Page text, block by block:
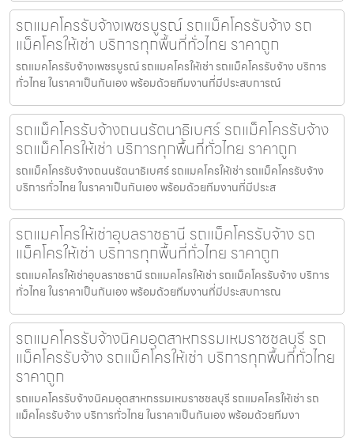
รถแมคโครรับจ้างเพชรบูรณ์ รถแม็คโครรับจ้าง รถ
แม็คโครให้เช่า บริการทุกพื้นที่ทั่วไทย ราคาถูก
รถแมคโครรับจ้างเพชรบูรณ์ รถแมคโครให้เช่า รถแม็คโครรับจ้าง บริการ
ทั่วไทย ในราคาเป็นกันเอง พร้อมด้วยทีมงานที่มีประสบการณ์
รถแม็คโครรับจ้างถนนรัตนาธิเบศร์ รถแม็คโครรับจ้าง
รถแม็คโครให้เช่า บริการทุกพื้นที่ทั่วไทย ราคาถูก
รถแม็คโครรับจ้างถนนรัตนาธิเบศร์ รถแมคโครให้เช่า รถแม็คโครรับจ้าง
บริการทั่วไทย ในราคาเป็นกันเอง พร้อมด้วยทีมงานที่มีประส
รถแมคโครให้เช่าอุบลราชธานี รถแม็คโครรับจ้าง รถ
แม็คโครให้เช่า บริการทุกพื้นที่ทั่วไทย ราคาถูก
รถแมคโครให้เช่าอุบลราชธานี รถแมคโครให้เช่า รถแม็คโครรับจ้าง บริการ
ทั่วไทย ในราคาเป็นกันเอง พร้อมด้วยทีมงานที่มีประสบการณ
รถแมคโครรับจ้างนิคมอุตสาหกรรมเหมราชชลบุรี รถ
แม็คโครรับจ้าง รถแม็คโครให้เช่า บริการทุกพื้นที่ทั่วไทย
ราคาถูก
รถแมคโครรับจ้างนิคมอุตสาหกรรมเหมราชชลบุรี รถแมคโครให้เช่า รถ
แม็คโครรับจ้าง บริการทั่วไทย ในราคาเป็นกันเอง พร้อมด้วยทีมงา